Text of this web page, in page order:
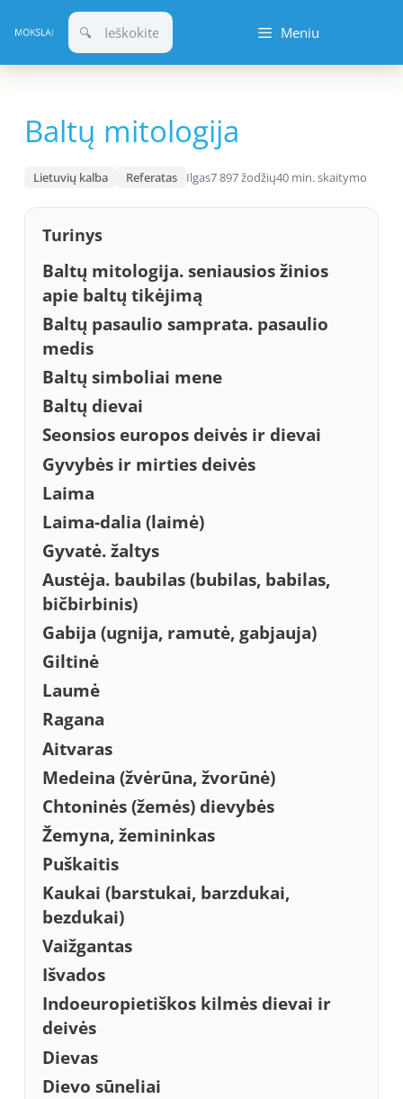
prie
turinio
Meniu
Baltų mitologija
Lietuvių kalba Referatas Ilgas7 897 žodžių40 min. skaitymo
Turinys
Baltų mitologija. seniausios žinios
apie baltų tikėjimą
Baltų pasaulio samprata. pasaulio
medis
Baltų simboliai mene
Baltų dievai
Seonsios europos deivės ir dievai
Gyvybės ir mirties deivės
Laima
Laima-dalia (laimė)
Gyvatė. žaltys
Austėja. baubilas (bubilas, babilas,
bičbirbinis)
Gabija (ugnija, ramutė, gabjauja)
Giltinė
Laumė
Ragana
Aitvaras
Medeina (žvėrūna, žvorūnė)
Chtoninės (žemės) dievybės
Žemyna, žemininkas
Puškaitis
Kaukai (barstukai, barzdukai,
bezdukai)
Vaižgantas
Išvados
Indoeuropietiškos kilmės dievai ir
deivės
Dievas
Dievo sūneliai